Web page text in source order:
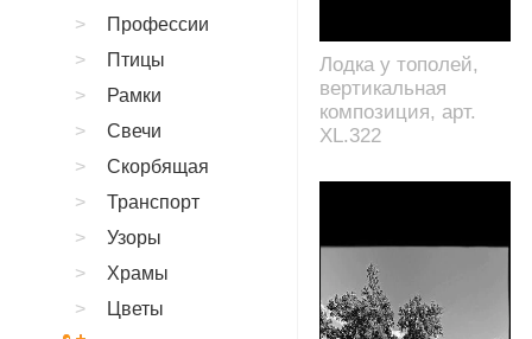
Лодка у тополей,
вертикальная
композиция, арт.
XL.322
Профессии
Птицы
Рамки
Свечи
Скорбящая
Транспорт
Узоры
Храмы
Цветы